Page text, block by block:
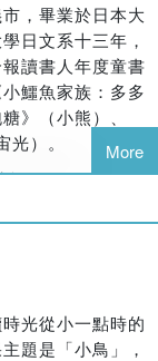
，畢業於日本大
日文系十三年，
讀書人年度童書
鱷魚家族：多多
》（小熊）、
）。
格：
More
光從小一點時的
題是「小鳥」，